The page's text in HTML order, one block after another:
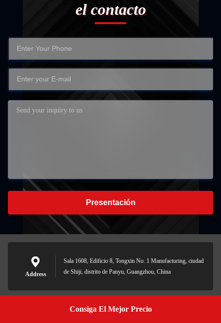
Consiga El Mejor Precio
el contacto
Presentación
Address
Sala 1608, Edificio 8, Tongxin No. 1 Manufacturing, ciudad
de Shiji, distrito de Panyu, Guangzhou, China
Get A Quote